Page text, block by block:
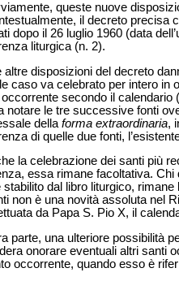
queste nuove
il decreto precisa
dopo il 26 luglio 1960 (data
liturgica (n. 2).
disposizioni del decreto
caso va celebrato per intero
occorrente secondo il
notare le tre successive fonti
della forma extraordinaria,
di quelle due fonti,
la celebrazione dei santi più
essa rimane facoltativa.
dal libro liturgico,
non è una novità assoluta nel
da Papa S. Pio X, il
parte, una ulteriore
onorare eventuali altri santi
occorrente, quando esso è